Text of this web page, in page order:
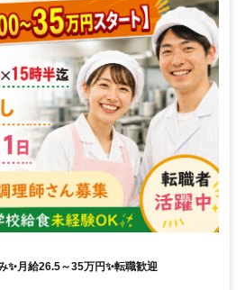
✨月給26.5～35万円✨転職歓迎